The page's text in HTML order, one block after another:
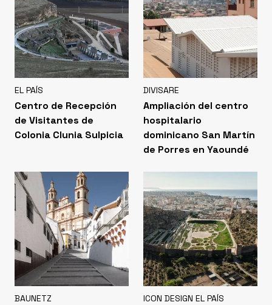
EL PAÍS
Centro de Recepción
de Visitantes de
Colonia Clunia Sulpicia
DIVISARE
Ampliación del centro
hospitalario
dominicano San Martín
de Porres en Yaoundé
BAUNETZ ICON DESIGN EL PAÍS